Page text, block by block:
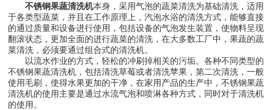
不锈钢果蔬清洗机本身，采用气泡的蔬菜清洗为基础清洗，适用
于各类型蔬菜，并且在工作原理上，汽泡水浴的清洗方式，能够直接
的通过质量和设备进行使用，包括设备的气泡发生装置，使物料呈现
翻滚状态，更加全面的进行蔬菜的清洗，在大多数工厂中，果蔬的蔬
菜清洗，必须要通过组合式的清洗机。
以流水作业的方式，轻松的冲刷掉相关的污垢。各种不同类型的
不锈钢果蔬清洗机，包括清洗草莓或者清洗苹果，第二次清洗，一般
使用毛刷，使得水果更加的干净，在家用产品的生产中，不锈钢果蔬
清洗机的使用主要是通过水流气泡和喷淋各种方式，同时对于清洗机
的使用。